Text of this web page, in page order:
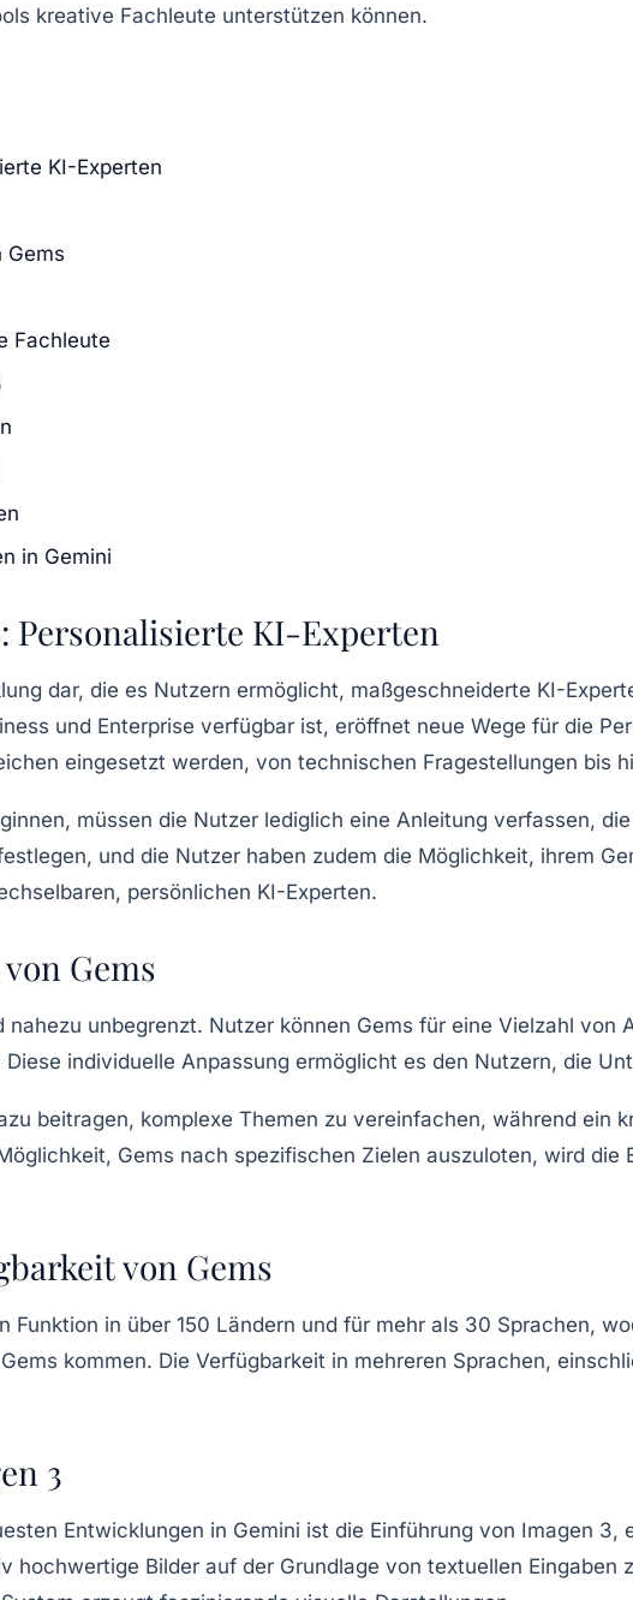
kreative Fachleute unterstützen können.
KI-Experten
Gems
Fachleute
in Gemini
Personalisierte KI-Experten
dar, die es Nutzern ermöglicht, maßgeschneiderte KI-
und Enterprise verfügbar ist, eröffnet neue Wege für die
eingesetzt werden, von technischen Fragestellungen bis
müssen die Nutzer lediglich eine Anleitung verfassen,
und die Nutzer haben zudem die Möglichkeit, ihrem
persönlichen KI-Experten.
Gems
unbegrenzt. Nutzer können Gems für eine Vielzahl von
Diese individuelle Anpassung ermöglicht es den Nutzern, die
beitragen, komplexe Themen zu vereinfachen, während ein
Gems nach spezifischen Zielen auszuloten, wird
von Gems
Funktion in über 150 Ländern und für mehr als 30 Sprachen,
kommen. Die Verfügbarkeit in mehreren Sprachen,
3
Entwicklungen in Gemini ist die Einführung von Imagen 3,
hochwertige Bilder auf der Grundlage von textuellen Eingaben